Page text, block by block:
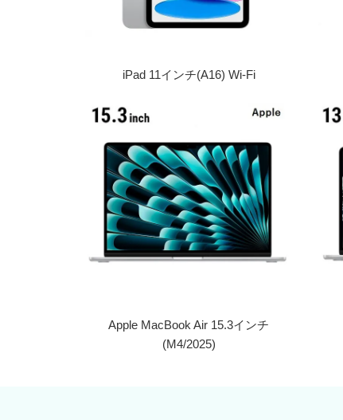
iPad 11インチ(A16) Wi-Fi
Apple MacBook Air 15.3インチ
(M4/2025)